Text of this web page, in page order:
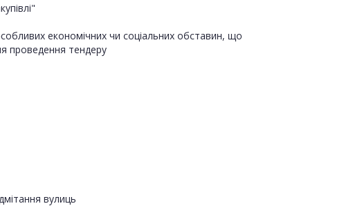
економічних чи соціальних обставин, що
проведення тендеру
вулиць